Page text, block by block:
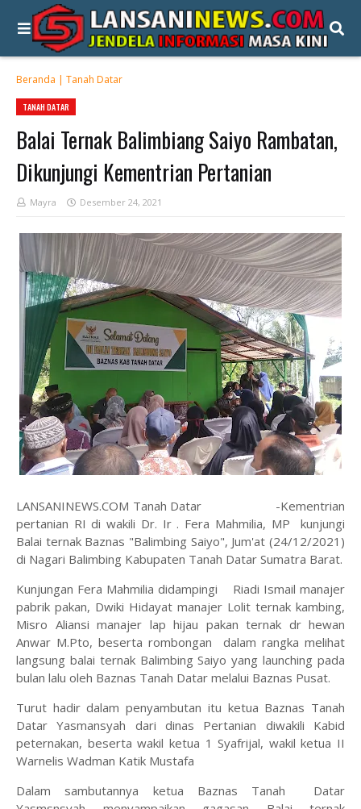
Beranda | Tanah Datar
TANAH DATAR
Balai Ternak Balimbiang Saiyo Rambatan,
Dikunjungi Kementrian Pertanian
Mayra Desember 24, 2021
LANSANINEWS.COM Tanah Datar -Kementrian
pertanian RI di wakili Dr. Ir . Fera Mahmilia, MP kunjungi
Balai ternak Baznas "Balimbing Saiyo", Jum'at (24/12/2021)
di Nagari Balimbing Kabupaten Tanah Datar Sumatra Barat.
Kunjungan Fera Mahmilia didampingi Riadi Ismail manajer
pabrik pakan, Dwiki Hidayat manajer Lolit ternak kambing,
Misro Aliansi manajer lap hijau pakan ternak dr hewan
Anwar M.Pto, beserta rombongan dalam rangka melihat
langsung balai ternak Balimbing Saiyo yang launching pada
bulan lalu oleh Baznas Tanah Datar melalui Baznas Pusat.
Turut hadir dalam penyambutan itu ketua Baznas Tanah
Datar Yasmansyah dari dinas Pertanian diwakili Kabid
peternakan, beserta wakil ketua 1 Syafrijal, wakil ketua II
Warnelis Wadman Katik Mustafa
Dalam sambutannya ketua Baznas Tanah Datar